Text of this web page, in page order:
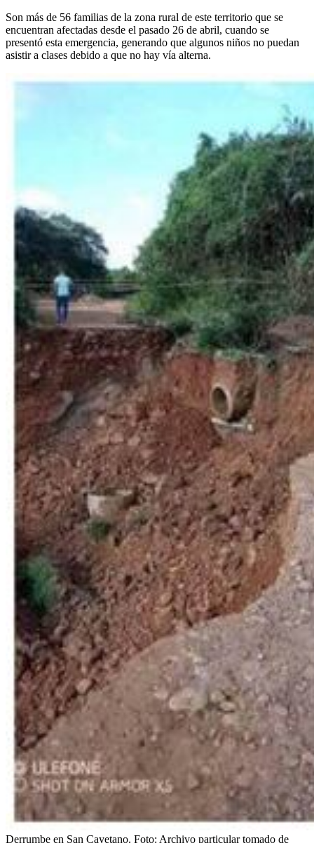
Son más de 56 familias de la zona rural de este territorio que se
encuentran afectadas desde el pasado 26 de abril, cuando se
presentó esta emergencia, generando que algunos niños no puedan
asistir a clases debido a que no hay vía alterna.
Derrumbe en San Cayetano. Foto: Archivo particular tomado de